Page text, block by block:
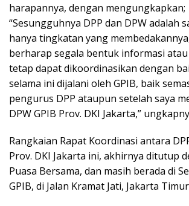
harapannya, dengan mengungkapkan;
“Sesungguhnya DPP dan DPW adalah
hanya tingkatan yang
berharap segala bentuk informasi
tetap dapat dikoordinasikan dengan
selama ini dijalani oleh GPIB, baik
pengurus DPP ataupun setelah saya
DPW GPIB Prov. DKI Jakarta,”
Rangkaian Rapat Koordinasi antara
Prov. DKI Jakarta ini, akhirnya ditutup
Puasa Bersama, dan masih berada di
GPIB, di Jalan Kramat Jati, Jakarta